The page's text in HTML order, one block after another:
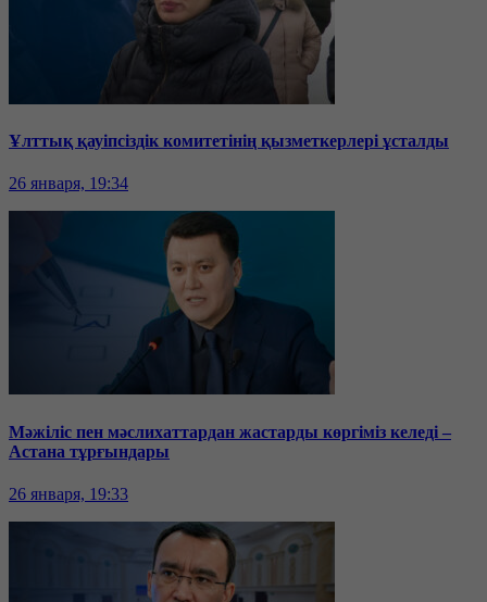
Ұлттық қауіпсіздік комитетінің қызметкерлері ұсталды
26 января, 19:34
Мәжіліс пен мәслихаттардан жастарды көргіміз келеді –
Астана тұрғындары
26 января, 19:33